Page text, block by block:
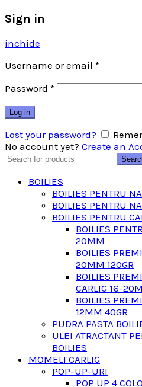
Sign in
inchide
Username or email *
Password *
Log in
Lost your password?
No account yet? Create an
Search
BOILIES
BOILIES PENTRU
BOILIES PENTRU
BOILIES PENTRU
BOILIES
20MM
BOILIES
20MM 120GR
BOILIES
CARLIG 16-
BOILIES
12MM 40GR
PUDRA PASTA
ULEI ATRACTANT
BOILIES
MOMELI CARLIG
POP-UP-URI
POP UP 4